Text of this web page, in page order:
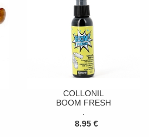
COLLONIL
BOOM FRESH
8.95 €